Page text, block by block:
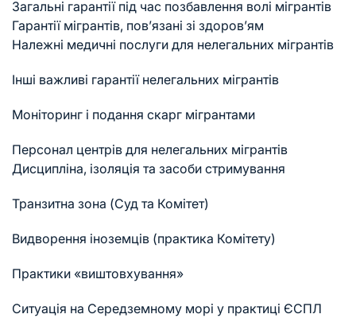
Загальні гарантії під час позбавлення волі мігрантів
Гарантії мігрантів, пов’язані зі здоров’ям
Належні медичні послуги для нелегальних мігрантів
Інші важливі гарантії нелегальних мігрантів
Моніторинг і подання скарг мігрантами
Персонал центрів для нелегальних мігрантів
Дисципліна, ізоляція та засоби стримування
Транзитна зона (Суд та Комітет)
Видворення іноземців (практика Комітету)
Практики «виштовхування»
Ситуація на Середземному морі у практиці ЄСПЛ